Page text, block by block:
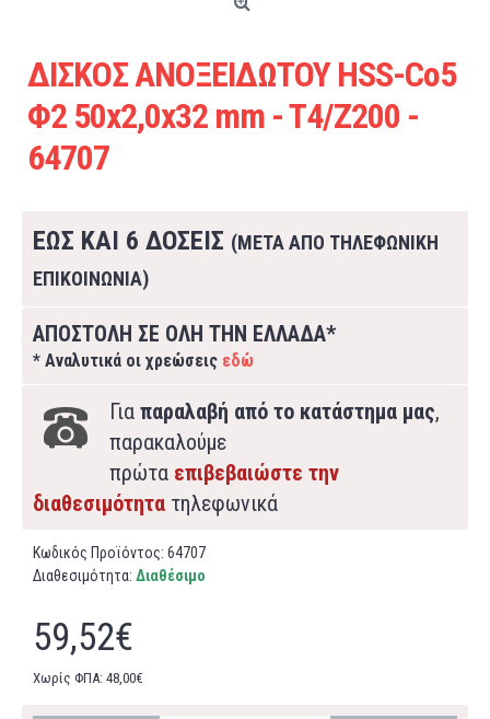
ΔΙΣΚΟΣ ΑΝΟΞΕΙΔΩΤΟΥ HSS-Co5
Φ2 50x2,0x32 mm - T4/Z200 -
64707
ΕΩΣ ΚΑΙ 6 ΔΟΣΕΙΣ (ΜΕΤΑ ΑΠΟ ΤΗΛΕΦΩΝΙΚΗ
ΕΠΙΚΟΙΝΩΝΙΑ)
ΑΠΟΣΤΟΛΗ ΣΕ ΟΛΗ ΤΗΝ ΕΛΛΑΔΑ*
* Αναλυτικά οι χρεώσεις εδώ
Για παραλαβή από το κατάστημα μας,
παρακαλούμε
πρώτα επιβεβαιώστε την
διαθεσιμότητα τηλεφωνικά
Κωδικός Προϊόντος: 64707
Διαθεσιμότητα: Διαθέσιμο
59,52€
Χωρίς ΦΠΑ: 48,00€